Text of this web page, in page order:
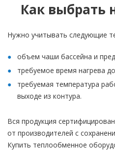
Как выбрать
Нужно учитывать следующие
объем чаши бассейна и
требуемое время нагрева
требуемая температура
выходе из контура.
Вся продукция
от производителей с
Купить теплообменное